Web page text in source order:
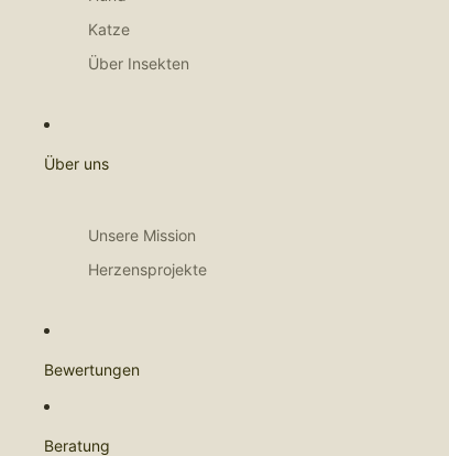
Katze
Über Insekten
Über uns
Unsere Mission
Herzensprojekte
Bewertungen
Beratung